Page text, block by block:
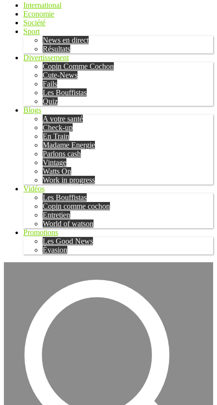
International
Economie
Société
Sport
News en direct
Résultats
Divertissement
Copin Comme Cochon
Cute-News
Fails
Les Bouffistas
Quiz
Blogs
A votre santé
Check-up
En Train
Madame Energie
Parlons cash
Vintage
Watts On
Work in progress
Vidéos
Les Bouffistas
Copin comme cochon
Entretien
World of watson
Promotions
Les Good News
Évasion